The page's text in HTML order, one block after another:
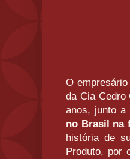
O
da Cia Cedro
anos, junto a
no Brasil na
história de
Produto, por